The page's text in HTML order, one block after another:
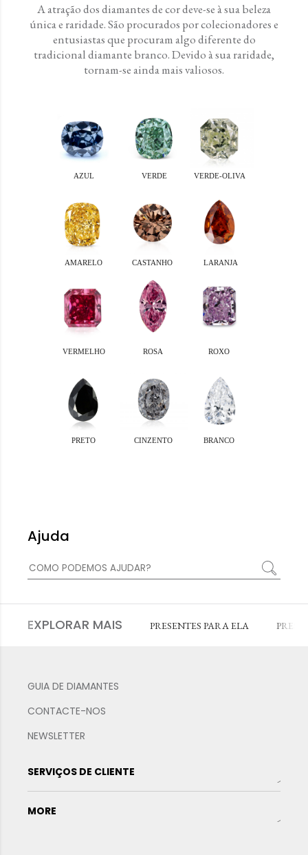
A atração dos diamantes de cor deve-se à sua beleza
única e raridade. São procurados por colecionadores e
entusiastas que procuram algo diferente do
tradicional diamante branco. Devido à sua raridade,
tornam-se ainda mais valiosos.
Ajuda
EXPLORAR MAIS PRESENTES PARA ELA
GUIA DE DIAMANTES
CONTACTE-NOS
NEWSLETTER
SERVIÇOS DE CLIENTE
MORE